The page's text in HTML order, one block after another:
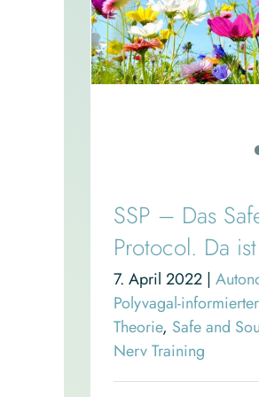
SSP – Das
Protocol. Da
7. April 2022 |
Polyvagal-
Theorie, Safe and
Nerv Training